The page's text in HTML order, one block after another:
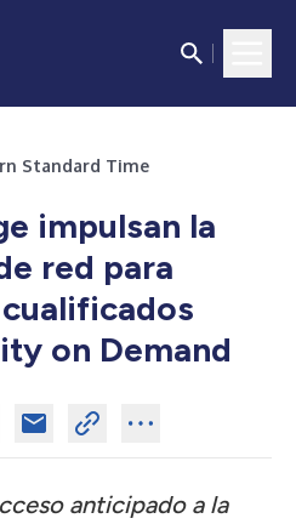
Standard Time
impulsan la
red para
on Demand
anticipado a la